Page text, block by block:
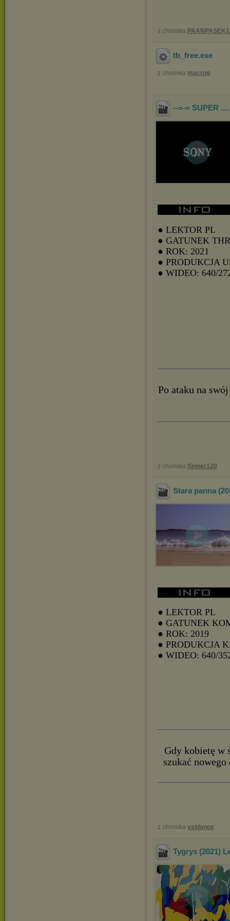
z chomika
tb_free.exe
z chomika macrog
--=-= SUPER
● LEKTOR PL
● GATUNEK
● ROK: 2021
● PRODUKCJA
● WIDEO: 640/
Po ataku na
z chomika Sinner120
Stara panna
● LEKTOR PL
● GATUNEK
● ROK: 2019
● PRODUKCJA
● WIDEO: 640/
Gdy kobietę w
szukać nowego
z chomika valdanox
Tygrys (2021)